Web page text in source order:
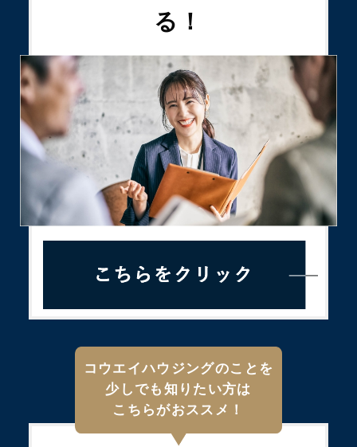
る！
コウエイハウジングのことを
少しでも知りたい方は
こちらがおススメ！